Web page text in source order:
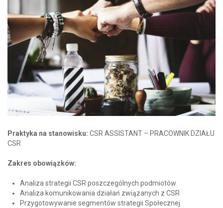
Praktyka na stanowisku: CSR ASSISTANT – PRACOWNIK DZIAŁU
CSR
Zakres obowiązków:
Analiza strategii CSR poszczególnych podmiotów
Analiza komunikowania działań związanych z CSR
Przygotowywanie segmentów strategii Społecznej